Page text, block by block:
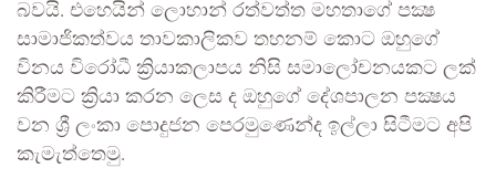
බවයි. එහෙයින් ලොහාන් රත්වත්ත මහතාගේ පක්‍ෂ
සාමාජිකත්වය තාවකාලිකව තහනම් කොට ඔහුගේ
විනය විරෝධී ක්‍රියාකලාපය නිසි සමාලෝචනයකට ලක්
කිරීමට ක්‍රියා කරන ලෙස ද ඔහුගේ දේශපාලන පක්‍ෂය
වන ශ්‍රී ලංකා පොදුජන පෙරමුණෙන්ද ඉල්ලා සිටීමට අපි
කැමැත්තෙමු.